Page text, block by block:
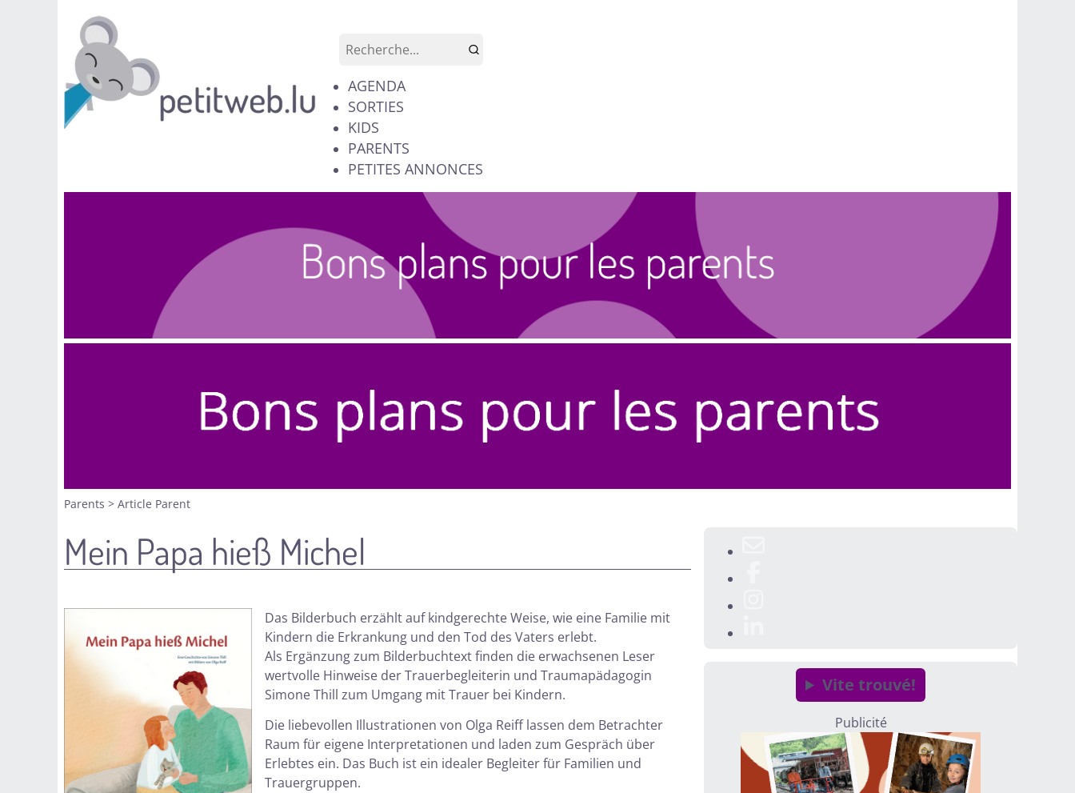
AGENDA
SORTIES
KIDS
PARENTS
PETITES ANNONCES
Parents > Article Parent
Mein Papa hieß Michel
Das Bilderbuch erzählt auf kindgerechte Weise, wie eine Familie mit
Kindern die Erkrankung und den Tod des Vaters erlebt.
Als Ergänzung zum Bilderbuchtext finden die erwachsenen Leser
wertvolle Hinweise der Trauerbegleiterin und Traumapädagogin
Simone Thill zum Umgang mit Trauer bei Kindern.
Die liebevollen Illustrationen von Olga Reiff lassen dem Betrachter
Raum für eigene Interpretationen und laden zum Gespräch über
Erlebtes ein. Das Buch ist ein idealer Begleiter für Familien und
Trauergruppen.
Vite trouvé!
Publicité